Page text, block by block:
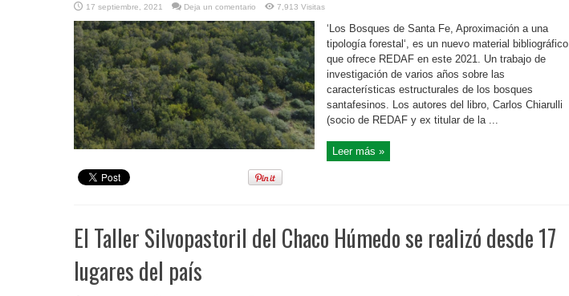
17 septiembre, 2021 Deja un comentario 7,913 Visitas
‘Los Bosques de Santa Fe, Aproximación a una
tipología forestal‘, es un nuevo material bibliográfico
que ofrece REDAF en este 2021. Un trabajo de
investigación de varios años sobre las
características estructurales de los bosques
santafesinos. Los autores del libro, Carlos Chiarulli
(socio de REDAF y ex titular de la ...
Leer más »
El Taller Silvopastoril del Chaco Húmedo se realizó desde 17
lugares del país